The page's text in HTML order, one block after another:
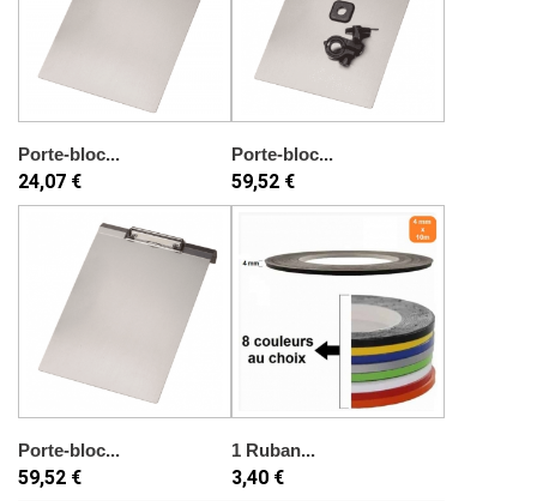
Porte-bloc...
24,07 €
Porte-bloc...
59,52 €
Porte-bloc...
59,52 €
1 Ruban...
3,40 €